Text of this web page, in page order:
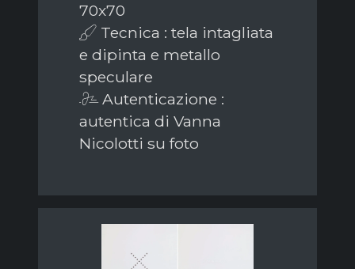
70x70
Tecnica : tela intagliata
e dipinta e metallo
speculare
Autenticazione :
autentica di Vanna
Nicolotti su foto